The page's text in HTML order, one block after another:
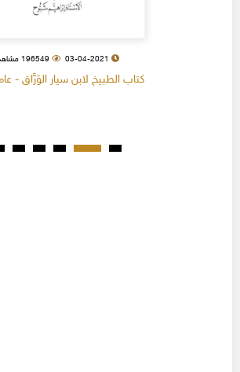
03-04-2021 196549 مشاهدة
كتاب الطبيخ لابن سيار الوَرَّاق - عام 940م